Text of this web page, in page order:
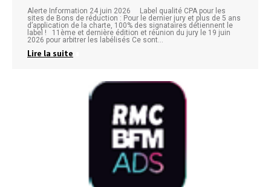
Alerte Information 24 juin 2026 Label qualité CPA pour les
sites de Bons de réduction : Pour le dernier jury et plus de 5 ans
d’application de la charte, 100% des signataires détiennent le
label ! 11ème et dernière édition et réunion du jury le 19 juin
2026 pour arbitrer les labélisés Ce sont…
Lire la suite